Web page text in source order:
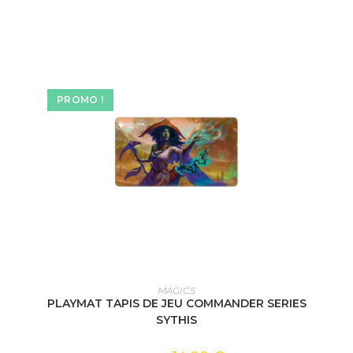
PROMO !
AJOUTER AU PANIER
MAGICS
PLAYMAT TAPIS DE JEU COMMANDER SERIES
SYTHIS